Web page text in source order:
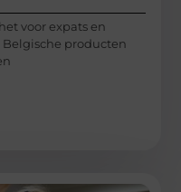
voor expats en
producten